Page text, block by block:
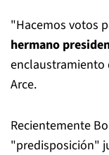
"Hacemos votos
hermano
enclaustramiento
Arce.
Recientemente
"predisposición"